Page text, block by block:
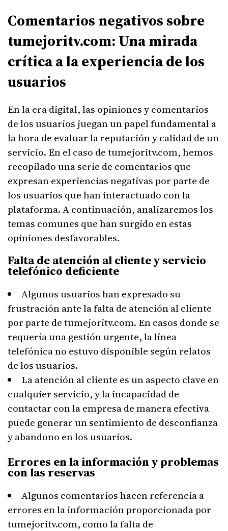
Comentarios negativos sobre
tumejoritv.com: Una mirada
crítica a la experiencia de los
usuarios
En la era digital, las opiniones y comentarios
de los usuarios juegan un papel fundamental a
la hora de evaluar la reputación y calidad de un
servicio. En el caso de tumejoritv.com, hemos
recopilado una serie de comentarios que
expresan experiencias negativas por parte de
los usuarios que han interactuado con la
plataforma. A continuación, analizaremos los
temas comunes que han surgido en estas
opiniones desfavorables.
Falta de atención al cliente y servicio
telefónico deficiente
Algunos usuarios han expresado su
frustración ante la falta de atención al cliente
por parte de tumejoritv.com. En casos donde se
requería una gestión urgente, la línea
telefónica no estuvo disponible según relatos
de los usuarios.
La atención al cliente es un aspecto clave en
cualquier servicio, y la incapacidad de
contactar con la empresa de manera efectiva
puede generar un sentimiento de desconfianza
y abandono en los usuarios.
Errores en la información y problemas
con las reservas
Algunos comentarios hacen referencia a
errores en la información proporcionada por
tumejoritv.com, como la falta de